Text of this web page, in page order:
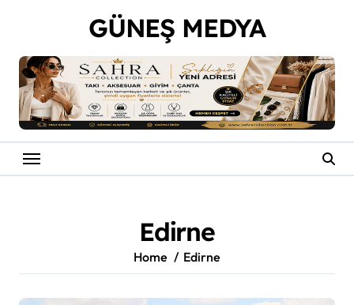
GÜNEŞ MEDYA
Edirne
Home Edirne